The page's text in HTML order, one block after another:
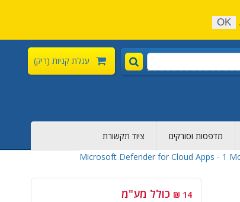
עגלת קניות (ריק)
מדפסות וסורקים
ציוד תקשורת
Microsoft Defender for Cloud Apps - 1
14 ₪ כולל מע"מ
OK